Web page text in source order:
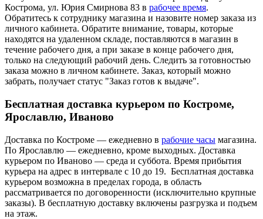
Кострома, ул. Юрия Смирнова 83 в рабочее время.
Обратитесь к сотруднику магазина и назовите номер заказа из
личного кабинета. Обратите внимание, товары, которые
находятся на удаленном складе, поставляются в магазин в
течение рабочего дня, а при заказе в конце рабочего дня,
только на следующий рабочий день. Следить за готовностью
заказа можно в личном кабинете. Заказ, который можно
забрать, получает статус "Заказ готов к выдаче".
Бесплатная доставка курьером по Костроме,
Ярославлю, Иваново
Доставка по Костроме — ежедневно в рабочие часы магазина.
По Ярославлю — ежедневно, кроме выходных. Доставка
курьером по Иваново — среда и суббота. Время прибытия
курьера на адрес в интервале с 10 до 19. Бесплатная доставка
курьером возможна в пределах города, в область
рассматривается по договоренности (исключительно крупные
заказы). В бесплатную доставку включены разгрузка и подъем
на этаж.